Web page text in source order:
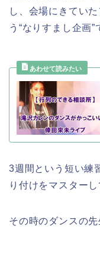
し、会場にきてい
う“なりすまし企画”
3週間という短い練
り付けをマスターし
その時のダンスの